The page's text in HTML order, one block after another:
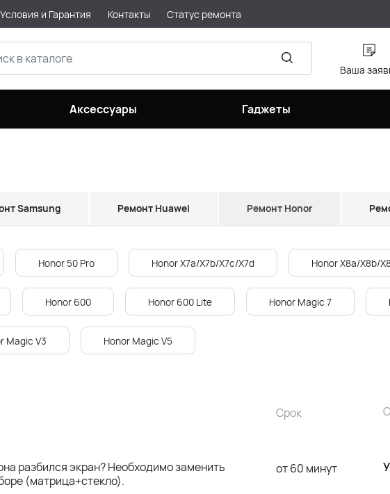
Условия и Гарантия Контакты Статус ремонта
Ваша
Аксессуары Гаджеты
Samsung Ремонт Huawei Ремонт Honor
Honor 50 Pro Honor X7a/X7b/X7c/X7d Honor X8a/X8b/
Honor 600 Honor 600 Lite Honor Magic 7
Magic V3 Honor Magic V5
Срок
от 60 минут
разбился экран? Необходимо заменить
(матрица+стекло).